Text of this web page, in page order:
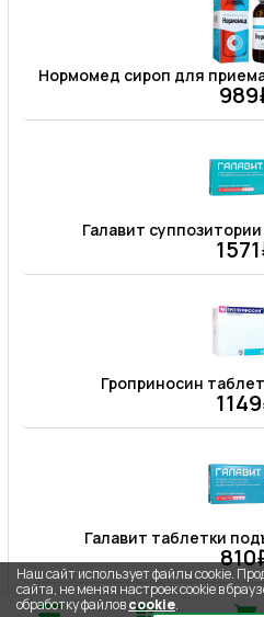
Нормомед сироп для
Галавит суппозитории
Гроприносин
Галавит таблетки
Наш сайт использует файлы cookie.
сайта, не меняя настроек cookie в
обработку файловcookie.